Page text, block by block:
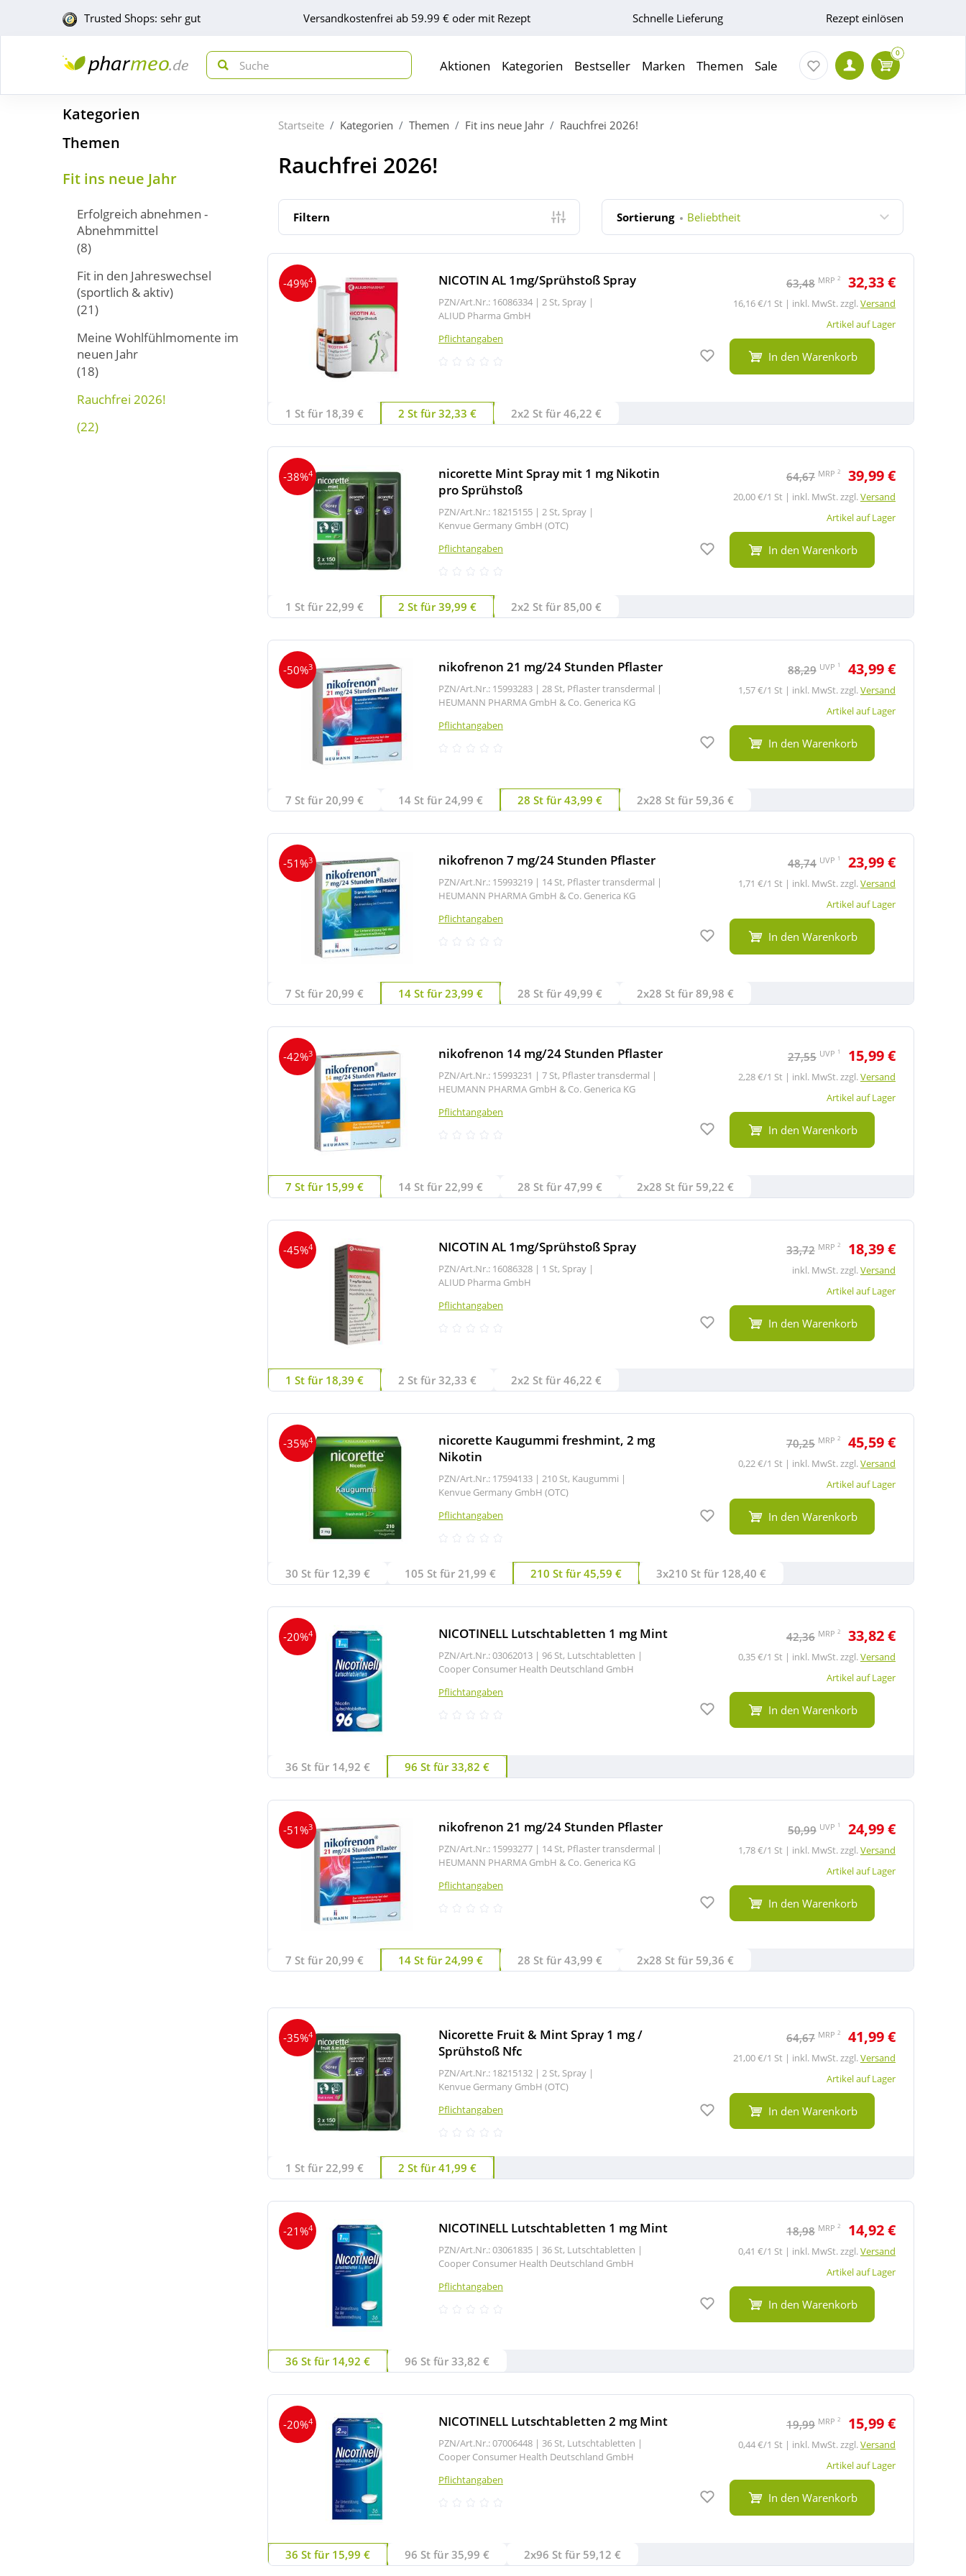
Trusted Shops: sehr gut Versandkostenfrei ab 59.99 € oder mit Rezept Schnelle Lieferung Rezept einlösen
Aktionen Kategorien Bestseller Marken Themen Sale
0
Kategorien
Themen
Fit ins neue Jahr
Erfolgreich abnehmen -
Abnehmmittel
(8)
Fit in den Jahreswechsel
(sportlich & aktiv)
(21)
Meine Wohlfühlmomente im
neuen Jahr
(18)
Rauchfrei 2026!
(22)
Startseite Kategorien Themen Fit ins neue Jahr Rauchfrei 2026!
Rauchfrei 2026!
Filtern Sortierung Beliebtheit
-49%4 NICOTIN AL 1mg/Sprühstoß Spray
PZN/Art.Nr.: 16086334 | 2 St, Spray |
ALIUD Pharma GmbH
Pflichtangaben
63,48 MRP 2 32,33 €
16,16 €/1 St | inkl. MwSt. zzgl.Versand
Artikel auf Lager
Auf den Merkzettel
In den Warenkorb
1 St für 18,39 € 2 St für 32,33 € 2x2 St für 46,22 €
-38%4
nicorette Mint Spray mit 1 mg Nikotin
pro Sprühstoß
PZN/Art.Nr.: 18215155 | 2 St, Spray |
Kenvue Germany GmbH (OTC)
Pflichtangaben
64,67 MRP 2 39,99 €
20,00 €/1 St | inkl. MwSt. zzgl.Versand
Artikel auf Lager
Auf den Merkzettel
In den Warenkorb
1 St für 22,99 € 2 St für 39,99 € 2x2 St für 85,00 €
-50%3 nikofrenon 21 mg/24 Stunden Pflaster
PZN/Art.Nr.: 15993283 | 28 St, Pflaster transdermal |
HEUMANN PHARMA GmbH & Co. Generica KG
Pflichtangaben
88,29 UVP 1 43,99 €
1,57 €/1 St | inkl. MwSt. zzgl.Versand
Artikel auf Lager
Auf den Merkzettel
In den Warenkorb
7 St für 20,99 € 14 St für 24,99 € 28 St für 43,99 € 2x28 St für 59,36 €
-51%3 nikofrenon 7 mg/24 Stunden Pflaster
PZN/Art.Nr.: 15993219 | 14 St, Pflaster transdermal |
HEUMANN PHARMA GmbH & Co. Generica KG
Pflichtangaben
48,74 UVP 1 23,99 €
1,71 €/1 St | inkl. MwSt. zzgl.Versand
Artikel auf Lager
Auf den Merkzettel
In den Warenkorb
7 St für 20,99 € 14 St für 23,99 € 28 St für 49,99 € 2x28 St für 89,98 €
-42%3 nikofrenon 14 mg/24 Stunden Pflaster
PZN/Art.Nr.: 15993231 | 7 St, Pflaster transdermal |
HEUMANN PHARMA GmbH & Co. Generica KG
Pflichtangaben
27,55 UVP 1 15,99 €
2,28 €/1 St | inkl. MwSt. zzgl.Versand
Artikel auf Lager
Auf den Merkzettel
In den Warenkorb
7 St für 15,99 € 14 St für 22,99 € 28 St für 47,99 € 2x28 St für 59,22 €
-45%4 NICOTIN AL 1mg/Sprühstoß Spray
PZN/Art.Nr.: 16086328 | 1 St, Spray |
ALIUD Pharma GmbH
Pflichtangaben
33,72 MRP 2 18,39 €
inkl. MwSt. zzgl.Versand
Artikel auf Lager
Auf den Merkzettel
In den Warenkorb
1 St für 18,39 € 2 St für 32,33 € 2x2 St für 46,22 €
-35%4
nicorette Kaugummi freshmint, 2 mg
Nikotin
PZN/Art.Nr.: 17594133 | 210 St, Kaugummi |
Kenvue Germany GmbH (OTC)
Pflichtangaben
70,25 MRP 2 45,59 €
0,22 €/1 St | inkl. MwSt. zzgl.Versand
Artikel auf Lager
Auf den Merkzettel
In den Warenkorb
30 St für 12,39 € 105 St für 21,99 € 210 St für 45,59 € 3x210 St für 128,40 €
-20%4 NICOTINELL Lutschtabletten 1 mg Mint
PZN/Art.Nr.: 03062013 | 96 St, Lutschtabletten |
Cooper Consumer Health Deutschland GmbH
Pflichtangaben
42,36 MRP 2 33,82 €
0,35 €/1 St | inkl. MwSt. zzgl.Versand
Artikel auf Lager
Auf den Merkzettel
In den Warenkorb
36 St für 14,92 € 96 St für 33,82 €
-51%3 nikofrenon 21 mg/24 Stunden Pflaster
PZN/Art.Nr.: 15993277 | 14 St, Pflaster transdermal |
HEUMANN PHARMA GmbH & Co. Generica KG
Pflichtangaben
50,99 UVP 1 24,99 €
1,78 €/1 St | inkl. MwSt. zzgl.Versand
Artikel auf Lager
Auf den Merkzettel
In den Warenkorb
7 St für 20,99 € 14 St für 24,99 € 28 St für 43,99 € 2x28 St für 59,36 €
-35%4
Nicorette Fruit & Mint Spray 1 mg /
Sprühstoß Nfc
PZN/Art.Nr.: 18215132 | 2 St, Spray |
Kenvue Germany GmbH (OTC)
Pflichtangaben
64,67 MRP 2 41,99 €
21,00 €/1 St | inkl. MwSt. zzgl.Versand
Artikel auf Lager
Auf den Merkzettel
In den Warenkorb
1 St für 22,99 € 2 St für 41,99 €
-21%4 NICOTINELL Lutschtabletten 1 mg Mint
PZN/Art.Nr.: 03061835 | 36 St, Lutschtabletten |
Cooper Consumer Health Deutschland GmbH
Pflichtangaben
18,98 MRP 2 14,92 €
0,41 €/1 St | inkl. MwSt. zzgl.Versand
Artikel auf Lager
Auf den Merkzettel
In den Warenkorb
36 St für 14,92 € 96 St für 33,82 €
-20%4 NICOTINELL Lutschtabletten 2 mg Mint
PZN/Art.Nr.: 07006448 | 36 St, Lutschtabletten |
Cooper Consumer Health Deutschland GmbH
Pflichtangaben
19,99 MRP 2 15,99 €
0,44 €/1 St | inkl. MwSt. zzgl.Versand
Artikel auf Lager
Auf den Merkzettel
In den Warenkorb
36 St für 15,99 € 96 St für 35,99 € 2x96 St für 59,12 €